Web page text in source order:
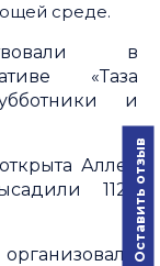
среде.
в
«Таза
и
Аллея
1122Оставить отзыв